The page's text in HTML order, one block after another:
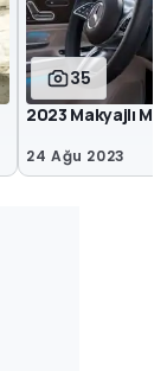
35
2023 Makyajlı
24 Ağu 2023